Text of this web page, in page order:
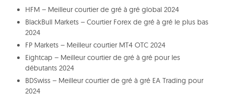
HFM – Meilleur courtier de gré à gré global 2024
BlackBull Markets – Courtier Forex de gré à gré le plus bas
2024
FP Markets – Meilleur courtier MT4 OTC 2024
Eightcap – Meilleur courtier de gré à gré pour les
débutants 2024
BDSwiss – Meilleur courtier de gré à gré EA Trading pour
2024